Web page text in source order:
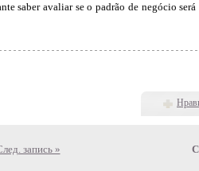
saber avaliar se o padrão de negócio
запись »